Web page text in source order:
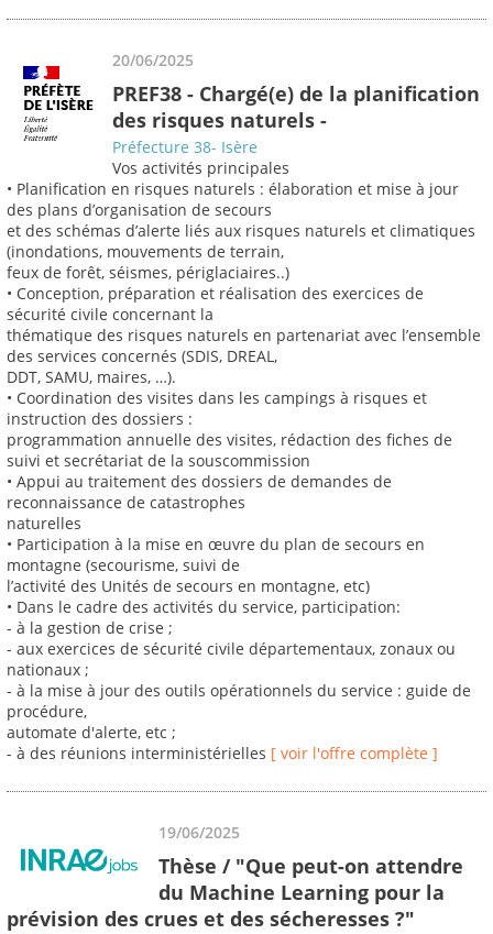
20/06/2025
PREF38 - Chargé(e) de la planification
des risques naturels -
Préfecture 38- Isère
Vos activités principales
• Planification en risques naturels : élaboration et mise à jour
des plans d’organisation de secours
et des schémas d’alerte liés aux risques naturels et climatiques
(inondations, mouvements de terrain,
feux de forêt, séismes, périglaciaires..)
• Conception, préparation et réalisation des exercices de
sécurité civile concernant la
thématique des risques naturels en partenariat avec l’ensemble
des services concernés (SDIS, DREAL,
DDT, SAMU, maires, …).
• Coordination des visites dans les campings à risques et
instruction des dossiers :
programmation annuelle des visites, rédaction des fiches de
suivi et secrétariat de la souscommission
• Appui au traitement des dossiers de demandes de
reconnaissance de catastrophes
naturelles
• Participation à la mise en œuvre du plan de secours en
montagne (secourisme, suivi de
l’activité des Unités de secours en montagne, etc)
• Dans le cadre des activités du service, participation:
- à la gestion de crise ;
- aux exercices de sécurité civile départementaux, zonaux ou
nationaux ;
- à la mise à jour des outils opérationnels du service : guide de
procédure,
automate d'alerte, etc ;
- à des réunions interministérielles [ voir l'offre complète ]
19/06/2025
Thèse / "Que peut-on attendre
du Machine Learning pour la
prévision des crues et des sécheresses ?"